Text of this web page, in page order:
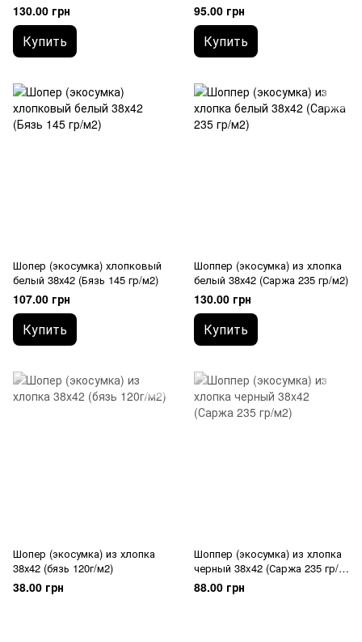
130.00 грн
Купить
95.00 грн
Купить
Шопер (экосумка) хлопковый
белый 38х42 (Бязь 145 гр/м2)
107.00 грн
Купить
Шоппер (экосумка) из хлопка
белый 38х42 (Саржа 235 гр/м2)
130.00 грн
Купить
Шопер (экосумка) из хлопка
38х42 (бязь 120г/м2)
38.00 грн
Шоппер (экосумка) из хлопка
черный 38x42 (Саржа 235 гр/
м2)
88.00 грн